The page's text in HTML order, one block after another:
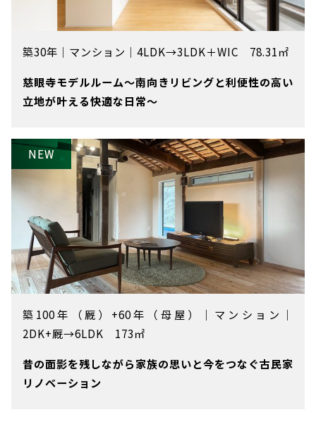
築30年 ｜ マンション ｜ 4LDK→3LDK＋WIC 78.31㎡
慈眼寺モデルルーム～南向きリビングと利便性の高い
立地が叶える快適な日常～
築100年（厩）+60年（母屋） ｜ マンション ｜
2DK+厩→6LDK 173㎡
昔の面影を残しながら家族の思いと今をつなぐ古民家
リノベーション